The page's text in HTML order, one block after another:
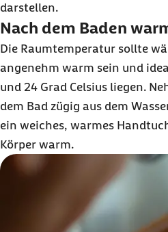
darstellen.
Nach dem Baden
Die Raumtemperatur sollte
angenehm warm sein und
und 24 Grad Celsius liegen.
dem Bad zügig aus dem
ein weiches, warmes
Körper warm.